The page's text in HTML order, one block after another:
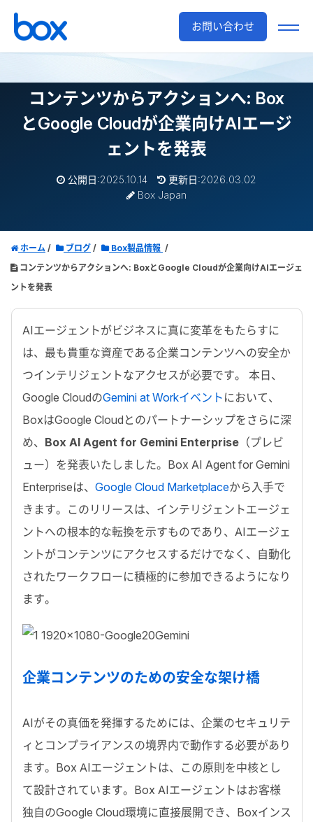
お問い合わせ
コンテンツからアクションへ: Box
とGoogle Cloudが企業向けAIエージ
ェントを発表
公開日:2025.10.14
更新日:2026.03.02
Box Japan
ホーム ブログ
Box製品情報
コンテンツからアクションへ: BoxとGoogle Cloudが企業向けAIエージェ
ントを発表
AIエージェントがビジネスに真に変革をもたらすに
は、最も貴重な資産である企業コンテンツへの安全か
つインテリジェントなアクセスが必要です。
本日、
Google CloudのGemini at Workイベント において、
BoxはGoogle Cloud とのパートナーシップをさらに深
め、 Box AI Agent ​for​​ ​Gemini Enterprise （プレビ
ュー）を発表いたしました。 Box AI Agent for​​ ​Gemini
Enterpriseは、 Google Cloud Marketplaceから入手で
きます。このリリースは、インテリジェントエージェ
ントへの根本的な転換を示すものであり、 AIエージェ
ントがコンテンツにアクセスするだけでなく、自動化
されたワークフローに積極的に参加できるようになり
ます。
企業コンテンツのための安全な架け橋
AIがその真価を発揮するためには、企業のセキュリテ
ィとコンプライアンスの境界内で動作する必要があり
ます。 Box AIエージェントは、この原則を中核とし
て設計されています。 Box AIエージェントはお客様
独自のGoogle Cloud環境に直接展開でき、 Boxインス